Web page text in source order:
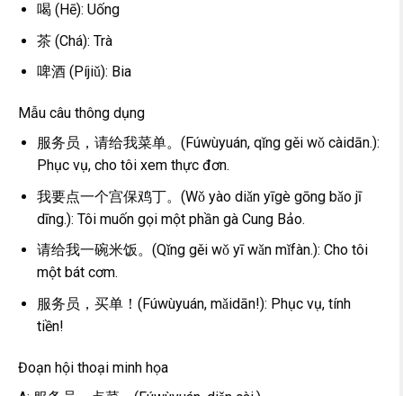
喝 (Hē): Uống
茶 (Chá): Trà
啤酒 (Píjiǔ): Bia
Mẫu câu thông dụng
服务员，请给我菜单。(Fúwùyuán, qǐng gěi wǒ càidān.):
Phục vụ, cho tôi xem thực đơn.
我要点一个宫保鸡丁。(Wǒ yào diǎn yīgè gōng bǎo jī
dīng.): Tôi muốn gọi một phần gà Cung Bảo.
请给我一碗米饭。(Qǐng gěi wǒ yī wǎn mǐfàn.): Cho tôi
một bát cơm.
服务员，买单！(Fúwùyuán, mǎidān!): Phục vụ, tính
tiền!
Đoạn hội thoại minh họa